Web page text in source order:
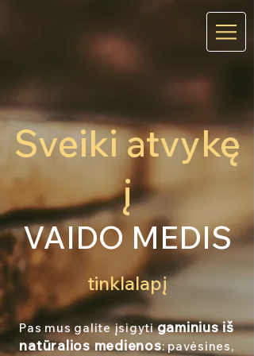
VAIDO
Susisiekite:
60682658
Sveiki atvykę
į
VAIDO MEDIS
tinklalapį
Pas mus galite įsigytigaminius iš
natūralios medienos: pavėsines,